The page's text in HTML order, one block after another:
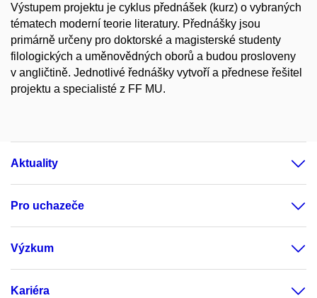
Výstupem projektu je cyklus přednášek (kurz) o vybraných
tématech moderní teorie literatury. Přednášky jsou
primárně určeny pro doktorské a magisterské studenty
filologických a uměnovědných oborů a budou prosloveny
v angličtině. Jednotlivé řednášky vytvoří a přednese řešitel
projektu a specialisté z FF MU.
Aktuality
Pro uchazeče
Výzkum
Kariéra